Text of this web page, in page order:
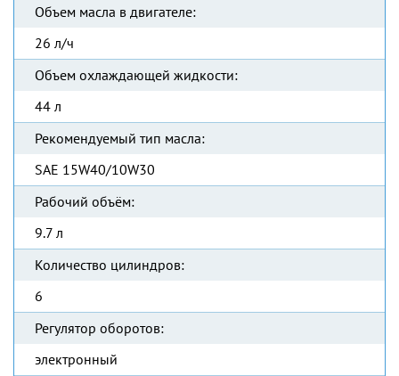
Объем масла в двигателе:
26 л/ч
Объем охлаждающей жидкости:
44 л
Рекомендуемый тип масла:
SAE 15W40/10W30
Рабочий объём:
9.7 л
Количество цилиндров:
6
Регулятор оборотов:
электронный